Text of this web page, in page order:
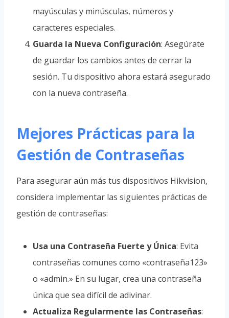
mayúsculas y minúsculas, números y
caracteres especiales.
Guarda la Nueva Configuración: Asegúrate
de guardar los cambios antes de cerrar la
sesión. Tu dispositivo ahora estará asegurado
con la nueva contraseña.
Mejores Prácticas para la
Gestión de Contraseñas
Para asegurar aún más tus dispositivos Hikvision,
considera implementar las siguientes prácticas de
gestión de contraseñas:
Usa una Contraseña Fuerte y Única: Evita
contraseñas comunes como «contraseña123»
o «admin.» En su lugar, crea una contraseña
única que sea difícil de adivinar.
Actualiza Regularmente las Contraseñas: